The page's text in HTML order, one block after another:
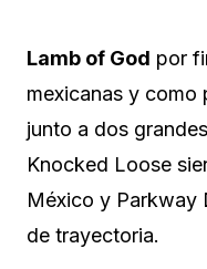
Lamb of God por
mexicanas y como
junto a dos
Knocked Loose
México y Parkway
de trayectoria.